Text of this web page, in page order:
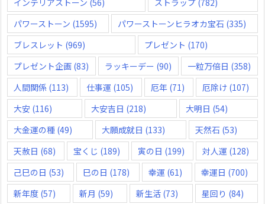
インテリアストーン (56) ストラップ(782)
パワーストーン (1595) パワーストーンヒラオカ宝石 (335)
ブレスレット (969) プレゼント (170)
プレゼント企画 (83) ラッキーデー (90) 一粒万倍日 (358)
人間関係 (113) 仕事運 (105) 厄年 (71) 厄除け (107)
大安 (116) 大安吉日 (218) 大明日 (54)
大金運の種 (49) 大願成就日 (133) 天然石 (53)
天赦日 (68) 宝くじ (189) 寅の日 (199) 対人運 (128)
己巳の日 (53) 巳の日 (178) 幸運 (61) 幸運日 (700)
新年度 (57) 新月 (59) 新生活 (73) 星回り (84)